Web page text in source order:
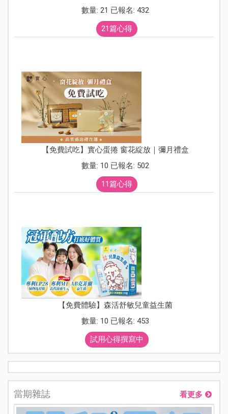
數量: 21 已報名: 432
21篇心得
【免費試吃】實心蛋捲 窗花綻放｜彌月禮盒
數量: 10 已報名: 502
11篇心得
【免費體驗】森活舒敏兒童益生菌
數量: 10 已報名: 453
試用心得撰寫中
當期雜誌 看更多